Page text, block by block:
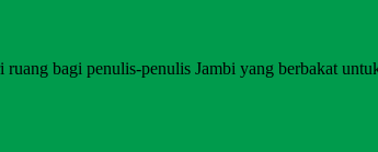
bagi penulis-penulis Jambi yang berbakat